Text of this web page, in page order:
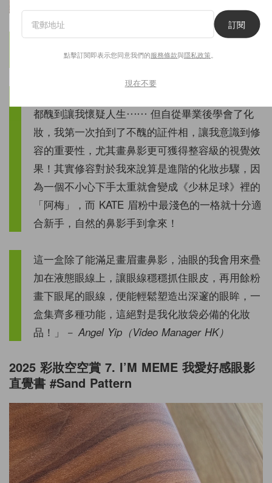
「能讓我用到 hit pan 的彩妝不多，當中一定要數
KATE 的眉粉。
都醜到讓我懷疑人生⋯⋯ 但自從畢業後學會了化
妝，我第一次拍到了不醜的証件相，讓我意識到修
容的重要性，尤其畫鼻影更可獲得整容級的視覺效
果！其實修容對於我來說算是進階的化妝步驟，因
為一個不小心下手太重就會變成《少林足球》裡的
「阿梅」，而 KATE 眉粉中最淺色的一格就十分適
合新手，自然的鼻影手到拿來！
這一盒除了能滿足畫眉畫鼻影，油眼的我會用來疊
加在液態眼線上，讓眼線穩穩抓住眼皮，再用餘粉
畫下眼尾的眼線，便能輕鬆塑造出深邃的眼眸，一
盒集齊多種功能，這絕對是我化妝袋必備的化妝
品！」
－ Angel Yip（Video Manager HK）
2025 彩妝空空賞 7. I’M MEME 我愛好感眼影
直覺書 #Sand Pattern
訂閱
點擊訂閱即表示您同意我們的服務條款與隱私政策
現在不要